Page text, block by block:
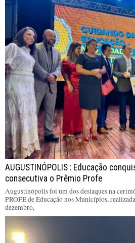
AUGUSTINÓPOLIS : Educação
consecutiva o Prêmio Profe
Augustinópolis foi um dos destaques na
PROFE de Educação nos Municípios,
dezembro,